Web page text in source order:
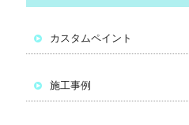
カスタムペイント
施工事例